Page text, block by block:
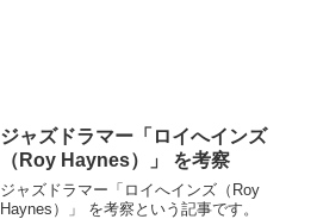
ジャズドラマー「ロイへインズ
（Roy Haynes）」 を考察
ジャズドラマー「ロイへインズ（Roy
Haynes）」 を考察という記事です。